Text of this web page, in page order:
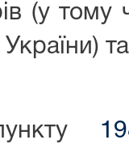
(у тому